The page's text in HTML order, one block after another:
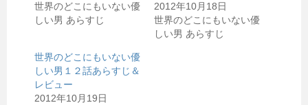
世界のどこにもいない優
しい男 あらすじ
2012年10月18日
世界のどこにもいない優
しい男 あらすじ
世界のどこにもいない優
しい男１２話あらすじ＆
レビュー
2012年10月19日